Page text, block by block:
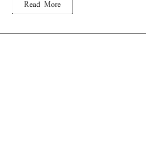
Read More